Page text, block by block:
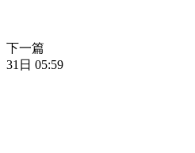
下一篇
31日 05:59